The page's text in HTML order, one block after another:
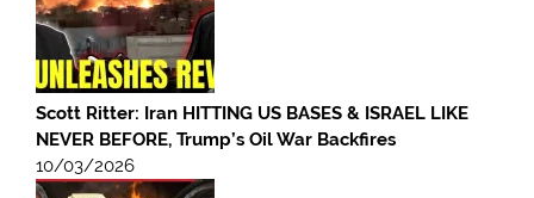
Scott Ritter: Iran HITTING US BASES & ISRAEL LIKE
NEVER BEFORE, Trump’s Oil War Backfires
10/03/2026